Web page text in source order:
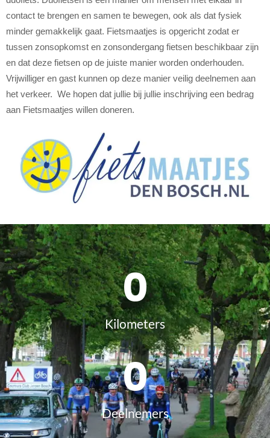
contact te brengen en samen te bewegen, ook als dat fysiek
minder gemakkelijk gaat. Fietsmaatjes is opgericht zodat er
tussen zonsopkomst en zonsondergang fietsen beschikbaar zijn
en dat deze fietsen op de juiste manier worden onderhouden.
Vrijwilliger en gast kunnen op deze manier veilig deelnemen aan
het verkeer. We hopen dat jullie bij jullie inschrijving een bedrag
aan Fietsmaatjes willen doneren.
Kilometers
0
Deelnemers
0